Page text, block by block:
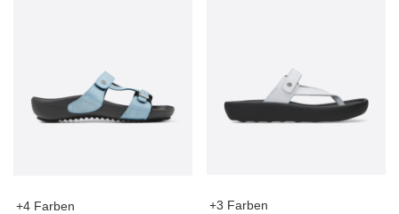
+4 Farben +3 Farben